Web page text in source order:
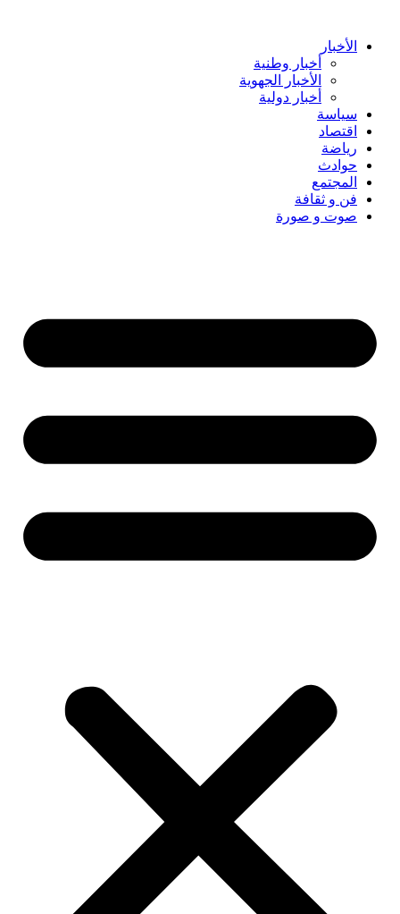
content الأخبار
أخبار وطنية
الأخبار الجهوية
أخبار دولية
سياسة
اقتصاد
رياضة
حوادث
المجتمع
فن و ثقافة
صوت و صورة